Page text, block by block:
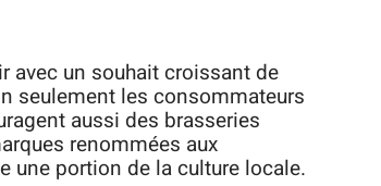
avec un souhait croissant de
seulement les consommateurs
aussi des brasseries
renommées aux
une portion de la culture locale.